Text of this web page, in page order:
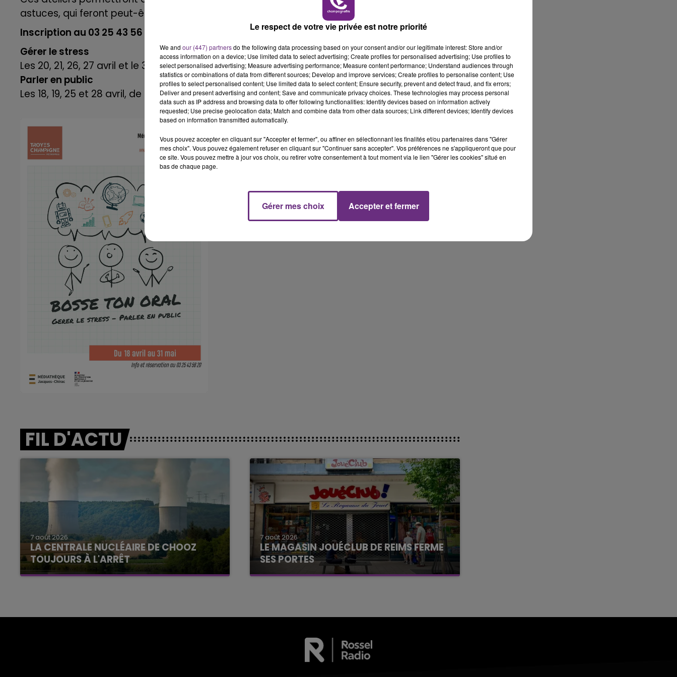
astuces, qui feront peut-être toute la différence le jour J.
Inscription au 03 25 43 56 20 - 10 places par ateliers.
Gérer le stress
Les 20, 21, 26, 27 avril et le 31 mai, de 15h à 17h
Parler en public
Les 18, 19, 25 et 28 avril, de 15h à 17h
FIL D'ACTU
7 août 2026
LA CENTRALE NUCLÉAIRE DE CHOOZ
TOUJOURS À L'ARRÊT
Cela fait déjà une semaine que la centrale
7 août 2026
LE MAGASIN JOUÉCLUB DE REIMS FERME
SES PORTES
C'était l'une des institutions du centre-ville
Le respect de votre vie privée est notre priorité
We and our (447) partnersdo the following data processing based on your consent and/or our legitimate interest: Store and/or
access information on a device; Use limited data to select advertising; Create profiles for personalised advertising; Use profiles to
select personalised advertising; Measure advertising performance; Measure content performance; Understand audiences through
statistics or combinations of data from different sources; Develop and improve services; Create profiles to personalise content; Use
profiles to select personalised content; Use limited data to select content; Ensure security, prevent and detect fraud, and fix errors;
Deliver and present advertising and content; Save and communicate privacy choices. These technologies may process personal
data such as IP address and browsing data to offer following functionalities: Identify devices based on information actively
requested; Use precise geolocation data; Match and combine data from other data sources; Link different devices; Identify devices
based on information transmitted automatically.
Vous pouvez accepter en cliquant sur "Accepter et fermer", ou affiner en sélectionnant les finalités et/ou partenaires dans "Gérer
mes choix". Vous pouvez également refuser en cliquant sur "Continuer sans accepter". Vos préférences ne s'appliqueront que pour
ce site. Vous pouvez mettre à jour vos choix, ou retirer votre consentement à tout moment via le lien "Gérer les cookies" situé en
bas de chaque page.
Gérer mes choix Accepter et fermer